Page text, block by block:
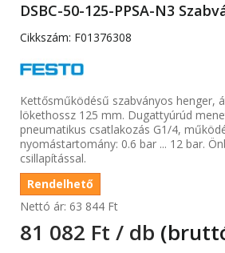
DSBC-50-125-PPSA-N3
Cikkszám: F01376308
Kettősműködésű szabványos henger,
lökethossz 125 mm. Dugattyúrúd
pneumatikus csatlakozás G1/4,
nyomástartomány: 0.6 bar ... 12 bar.
csillapítással.
Rendelhető
Nettó ár: 63 844 Ft‎
81 082 Ft‎ / db